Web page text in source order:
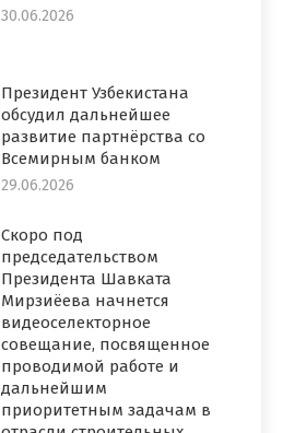
30.06.2026
Президент Узбекистана
обсудил дальнейшее
развитие партнёрства со
Всемирным банком
29.06.2026
Скоро под
председательством
Президента Шавката
Мирзиёева начнется
видеоселекторное
совещание, посвященное
проводимой работе и
дальнейшим
приоритетным задачам в